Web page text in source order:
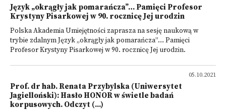
Język „okrągły jak pomarańcza”… Pamięci Profesor
Krystyny Pisarkowej w 90. rocznicę Jej urodzin
Polska Akademia Umiejętności zaprasza na sesję naukową w
trybie zdalnym Język „okrągły jak pomarańcza”… Pamięci
Profesor Krystyny Pisarkowej w 90. rocznicę Jej urodzin.
05.10.2021
Prof. dr hab. Renata Przybylska (Uniwersytet
Jagielloński): Hasło HONOR w świetle badań
korpusowych. Odczyt (...)